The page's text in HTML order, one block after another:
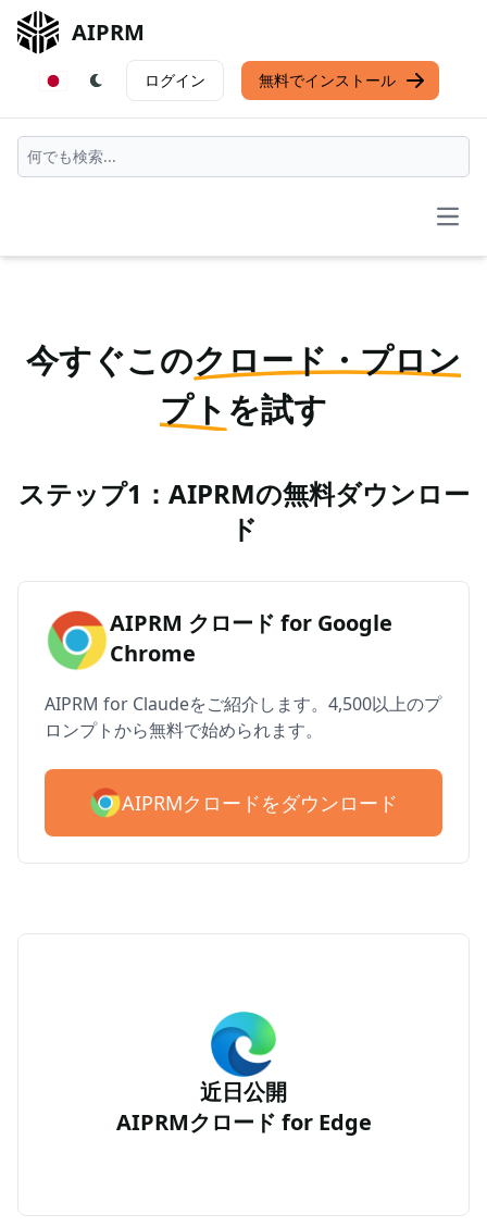
AIPRM
ログイン 無料でインストール
今すぐこのクロード・プロン
プト を試す
ステップ1：AIPRMの無料ダウンロー
ド
AIPRM クロード for Google
Chrome
AIPRM for Claudeをご紹介します。4,500以上のプ
ロンプトから無料で始められます。
AIPRMクロードをダウンロード
近日公開
AIPRMクロード for Edge